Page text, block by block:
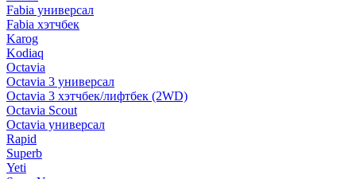
Fabia универсал
Fabia хэтчбек
Karog
Kodiaq
Octavia
Octavia 3 универсал
Octavia 3 хэтчбек/лифтбек (2WD)
Octavia Scout
Octavia универсал
Rapid
Superb
Yeti